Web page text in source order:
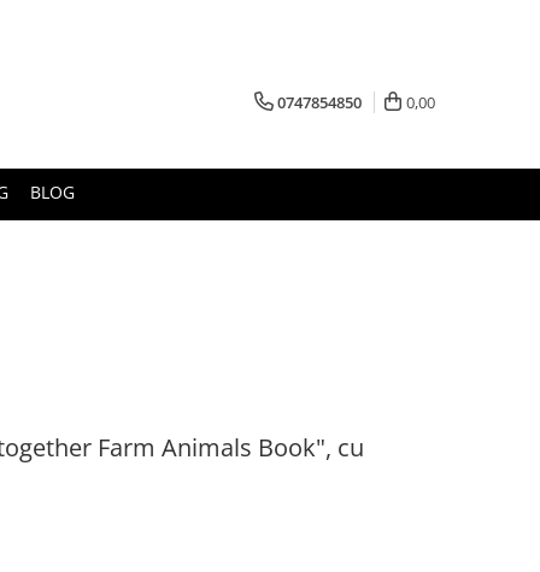
0747854850 0,00
BLOG
Farm Animals Book", cu